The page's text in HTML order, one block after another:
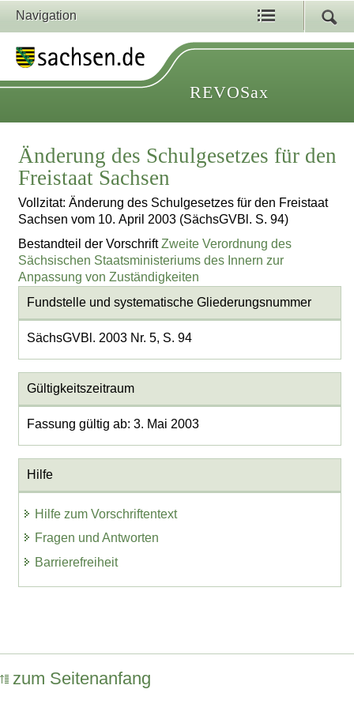
Navigation
REVOSax
Änderung des Schulgesetzes für den
Freistaat Sachsen
Vollzitat: Änderung des Schulgesetzes für den Freistaat
Sachsen vom 10. April 2003 (SächsGVBl. S. 94)
Bestandteil der VorschriftZweite Verordnung des
Sächsischen Staatsministeriums des Innern zur
Anpassung von Zuständigkeiten
Fundstelle und systematische Gliederungsnummer
SächsGVBl. 2003 Nr. 5, S. 94
Gültigkeitszeitraum
Fassung gültig ab: 3. Mai 2003
Hilfe
Hilfe zum Vorschriftentext
Fragen und Antworten
Barrierefreiheit
zum Seitenanfang